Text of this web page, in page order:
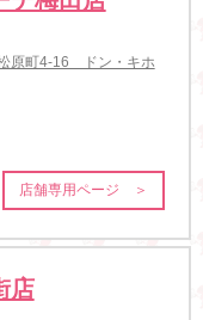
原町4-16 ドン・キホ
店舗専用ページ ＞
店